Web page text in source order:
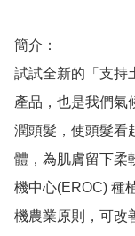
簡介：
試試全新的「支持
產品，也是我們氣
潤頭髮，使頭髮看
體，為肌膚留下柔
機中心(EROC) 種
機農業原則，可改